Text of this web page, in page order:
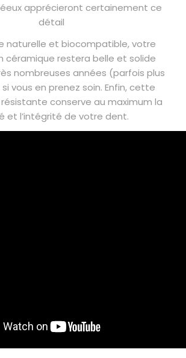
apprécieront certainement ce
détail
naturelle et biocompatible, votre
céramique restera belle et solide
nombreuses années (parfois plus
vous en prenez soin. Enfin, cette
conserve au maximum la
et l’intégrité de votre dent.